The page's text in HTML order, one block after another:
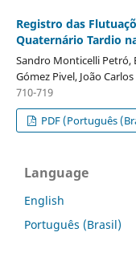
Registro das
Quaternário Tardio
Sandro Monticelli Petró,
Gómez Pivel, João
710-719
PDF (Português
Language
English
Português (Brasil)